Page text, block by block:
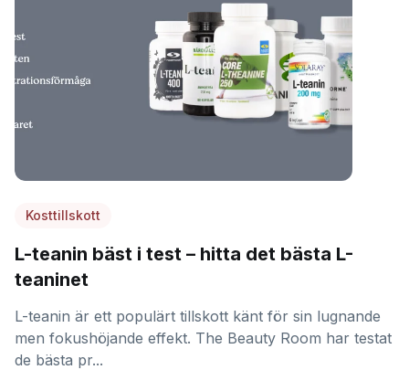
Kosttillskott
L-teanin bäst i test – hitta det bästa L-
teaninet
L-teanin är ett populärt tillskott känt för sin lugnande
men fokushöjande effekt. The Beauty Room har testat
de bästa pr...